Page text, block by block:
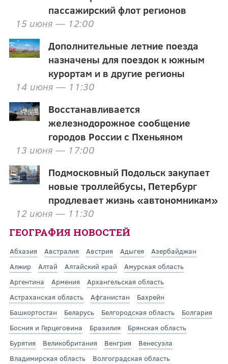
пассажирский флот регионов
15 июня — 12:00
Дополнительные летние поезда
назначены для поездок к южным
курортам и в другие регионы
14 июня — 11:30
Восстанавливается
железнодорожное сообщение
городов России с Пхеньяном
13 июня — 17:00
Подмосковный Подольск закупает
новые троллейбусы, Петербург
продлевает жизнь «автономникам»
12 июня — 11:30
ГЕОГРАФИЯ НОВОСТЕЙ
Абхазия Австралия Австрия Адыгея
Азербайджан
Алжир
Алтай Алтайский край
Амурская область
Аргентина
Армения
Архангельская область
Астраханская область
Афганистан
Бахрейн
Башкортостан
Беларусь Белгородская область
Болгария
Босния и Герцеговина
Бразилия
Брянская область
Бурятия
Великобритания Венгрия
Венесуэла
Владимирская область
Волгоградская область